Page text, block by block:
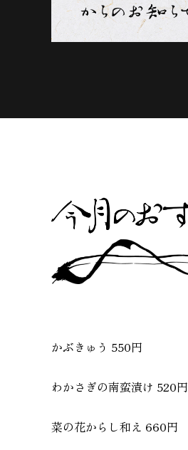
かぶきゅう 550円
わかさぎの南蛮漬け 520円
菜の花からし和え 660円